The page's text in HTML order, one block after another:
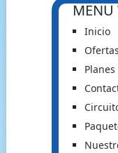
MENU
Inicio